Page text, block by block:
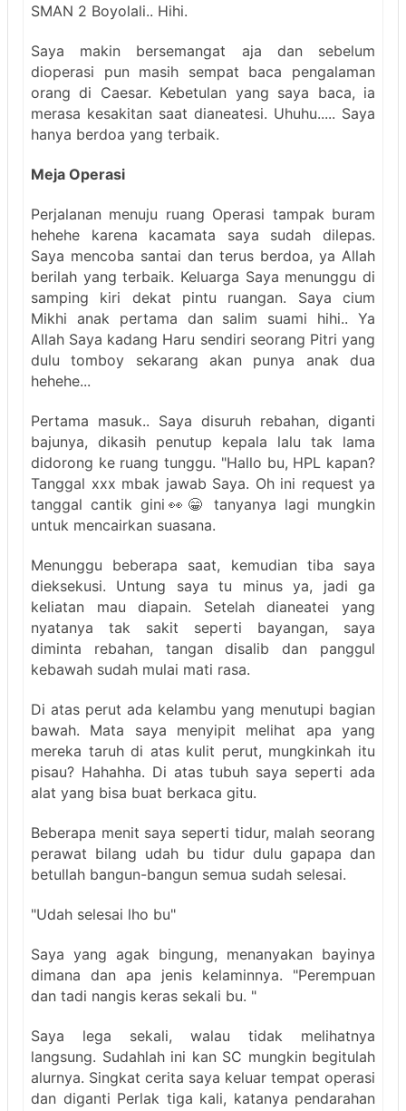
SMAN 2 Boyolali.. Hihi.
Saya makin bersemangat aja dan sebelum
dioperasi pun masih sempat baca pengalaman
orang di Caesar. Kebetulan yang saya baca, ia
merasa kesakitan saat dianeatesi. Uhuhu..... Saya
hanya berdoa yang terbaik.
Meja Operasi
Perjalanan menuju ruang Operasi tampak buram
hehehe karena kacamata saya sudah dilepas.
Saya mencoba santai dan terus berdoa, ya Allah
berilah yang terbaik. Keluarga Saya menunggu di
samping kiri dekat pintu ruangan. Saya cium
Mikhi anak pertama dan salim suami hihi.. Ya
Allah Saya kadang Haru sendiri seorang Pitri yang
dulu tomboy sekarang akan punya anak dua
hehehe...
Pertama masuk.. Saya disuruh rebahan, diganti
bajunya, dikasih penutup kepala lalu tak lama
didorong ke ruang tunggu. "Hallo bu, HPL kapan?
Tanggal xxx mbak jawab Saya. Oh ini request ya
tanggal cantik gini👀😁 tanyanya lagi mungkin
untuk mencairkan suasana.
Menunggu beberapa saat, kemudian tiba saya
dieksekusi. Untung saya tu minus ya, jadi ga
keliatan mau diapain. Setelah dianeatei yang
nyatanya tak sakit seperti bayangan, saya
diminta rebahan, tangan disalib dan panggul
kebawah sudah mulai mati rasa.
Di atas perut ada kelambu yang menutupi bagian
bawah. Mata saya menyipit melihat apa yang
mereka taruh di atas kulit perut, mungkinkah itu
pisau? Hahahha. Di atas tubuh saya seperti ada
alat yang bisa buat berkaca gitu.
Beberapa menit saya seperti tidur, malah seorang
perawat bilang udah bu tidur dulu gapapa dan
betullah bangun-bangun semua sudah selesai.
"Udah selesai lho bu"
Saya yang agak bingung, menanyakan bayinya
dimana dan apa jenis kelaminnya. "Perempuan
dan tadi nangis keras sekali bu. "
Saya lega sekali, walau tidak melihatnya
langsung. Sudahlah ini kan SC mungkin begitulah
alurnya. Singkat cerita saya keluar tempat operasi
dan diganti Perlak tiga kali, katanya pendarahan